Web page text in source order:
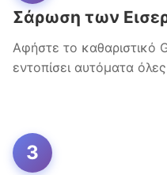
Σάρωση των
Αφήστε το καθαριστικό
εντοπίσει αυτόματα
3